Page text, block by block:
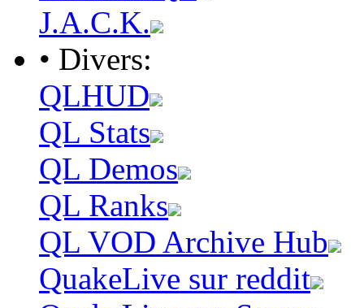
J.A.C.K.
• Divers:
QLHUD
QL Stats
QL Demos
QL Ranks
QL VOD Archive Hub
QuakeLive sur reddit